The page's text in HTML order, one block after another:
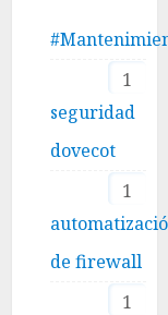
1
seguridad
dovecot
1
de firewall
1